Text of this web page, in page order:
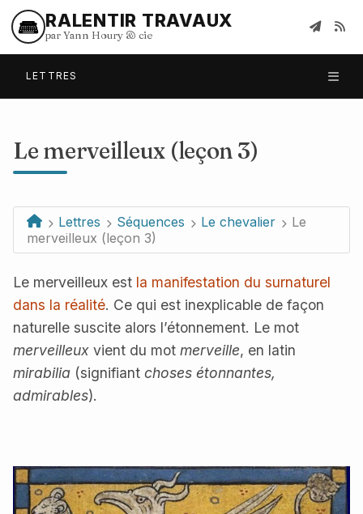
RALENTIR TRAVAUX
par Yann Houry & cie
LETTRES
Le merveilleux (leçon 3)
Lettres Séquences Le chevalier
Le
merveilleux (leçon 3)
Le merveilleux est la manifestation du surnaturel
dans la réalité. Ce qui est inexplicable de façon
naturelle suscite alors l’étonnement. Le mot
merveilleux vient du mot merveille, en latin
mirabilia (signifiant choses étonnantes,
admirables).